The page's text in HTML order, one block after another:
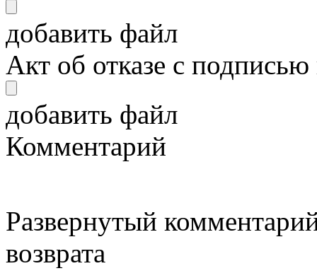
добавить файл
Акт об отказе с
добавить файл
Комментарий
Развернутый
возврата